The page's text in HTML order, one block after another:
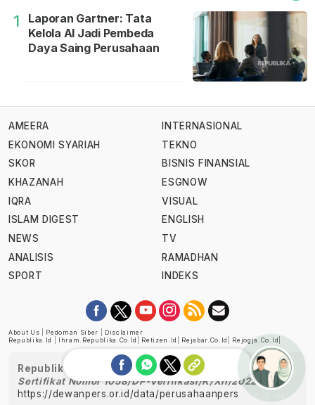
1
Laporan Gartner: Tata
Kelola AI Jadi Pembeda
Daya Saing Perusahaan
AMEERA
EKONOMI SYARIAH
SKOR
KHAZANAH
IQRA
ISLAM DIGEST
NEWS
ANALISIS
SPORT
INTERNASIONAL
TEKNO
BISNIS FINANSIAL
ESGNOW
VISUAL
ENGLISH
TV
RAMADHAN
INDEKS
About Us Pedoman Siber
Disclaimer
Republika.id
Ihram.republika.co.id Retizen.id Rejabar.co.id Rejogja.co.id
Republika telah diverifikasi oleh Dewan Pers
Sertifikat Nomor 1058/DP-Verifikasi/K/XII/2022
https://dewanpers.or.id/data/perusahaanpers
Ask me!